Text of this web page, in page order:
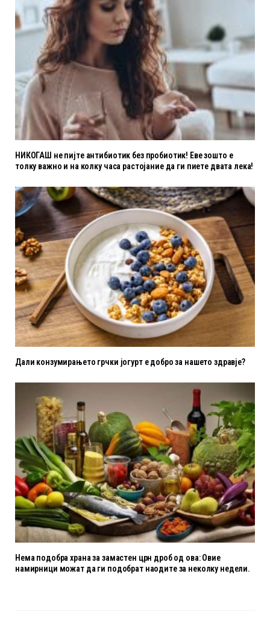
НИКОГАШ не пијте антибиотик без пробиотик! Еве зошто е
толку важно и на колку часа растојание да ги пиете двата лека!
Дали конзумирањето грчки јогурт е добро за нашето здравје?
Нема подобра храна за замастен црн дроб од ова: Овие
намирници можат да ги подобрат наодите за неколку недели.